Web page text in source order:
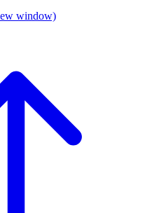
window)